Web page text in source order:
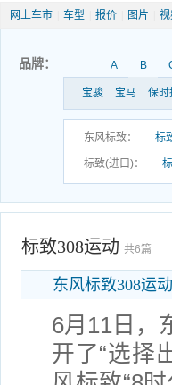
网上车市 车型 报价 图片 视
品牌： A B
宝骏 宝马 保时
东风标致： 标
标致(进口)：
标致308运动 共6篇
东风标致308运
6月11日，
开了“选择